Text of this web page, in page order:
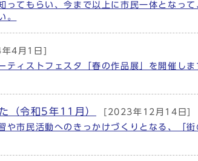
てもらい、今まで以上に市民一体となって
。
4月1日]
ィストフェスタ「春の作品展」を開催しま
（令和5年11月）
[2023年12月14日]
市民活動へのきっかけづくりとなる、「街